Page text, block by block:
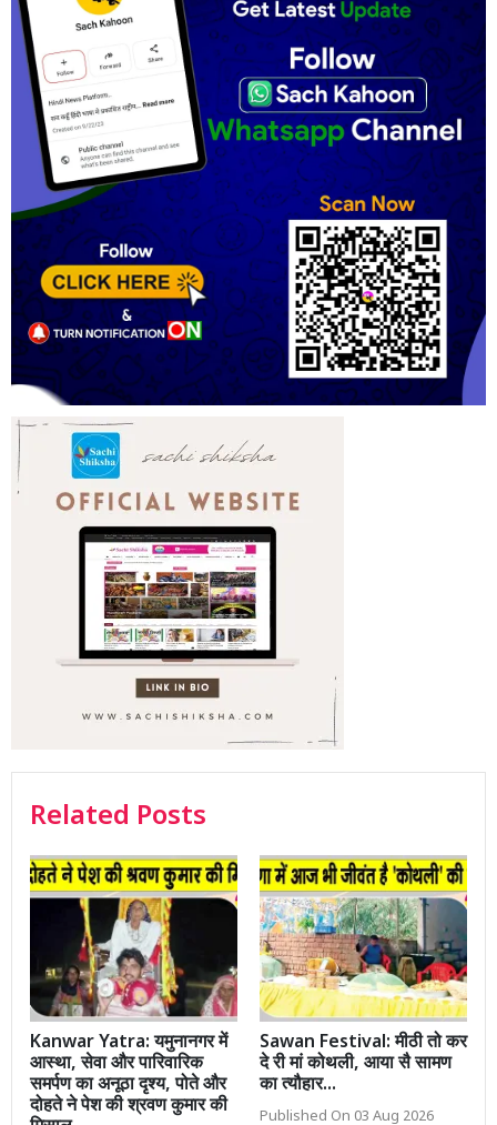
Related Posts
Kanwar Yatra: यमुनानगर में
आस्था, सेवा और पारिवारिक
समर्पण का अनूठा दृश्य, पोते और
दोहते ने पेश की श्रवण कुमार की
Sawan Festival: मीठी तो कर
दे री मां कोथली, आया सै सामण
का त्यौहार...
Published On 03 Aug 2026